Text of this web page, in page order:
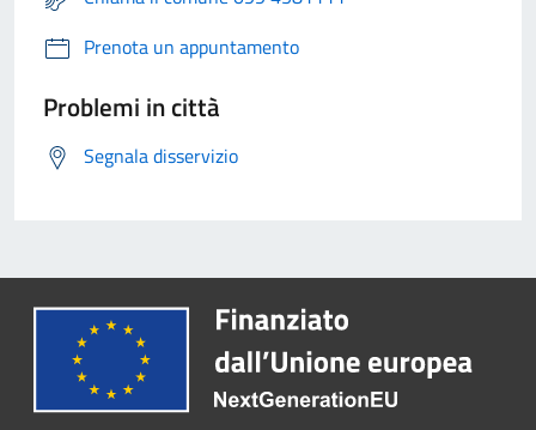
Prenota un appuntamento
Problemi in città
Segnala disservizio